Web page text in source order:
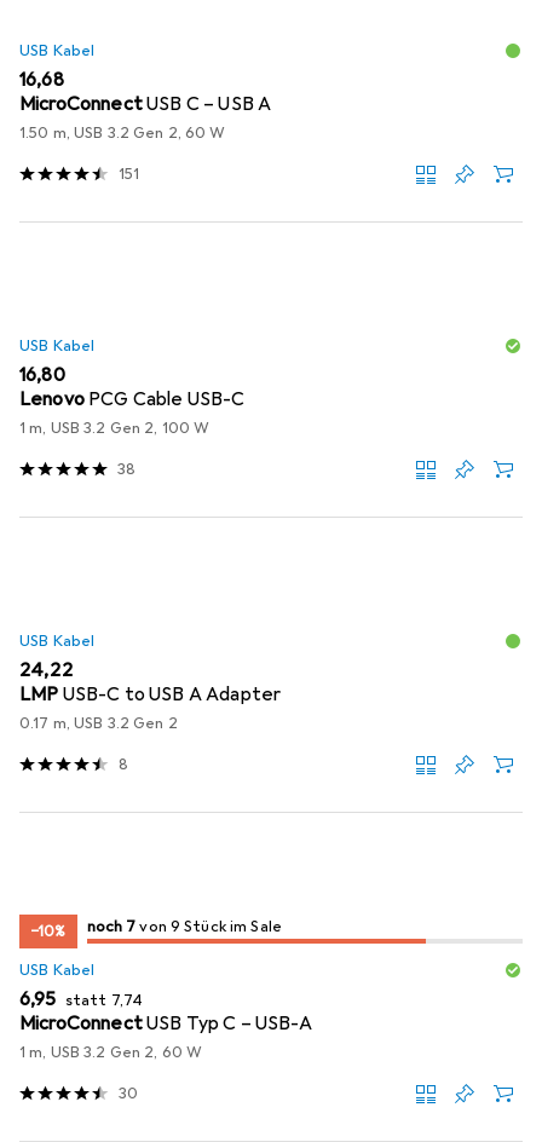
USB Kabel
EUR
16,68
MicroConnectUSB C – USB A
1.50 m, USB 3.2 Gen 2, 60 W
151
USB Kabel
EUR
16,80
Lenovo PCG Cable USB-C
1 m, USB 3.2 Gen 2, 100 W
38
USB Kabel
EUR
24,22
LMP USB-C to USB A Adapter
0.17 m, USB 3.2 Gen 2
8
−10% 7/ 9
7/ 9 im Sale
noch 7 von 9 Stück im Sale
USB Kabel
EUR
6,95 statt EUR
7,74
MicroConnectUSB Typ C – USB-A
1 m, USB 3.2 Gen 2, 60 W
30